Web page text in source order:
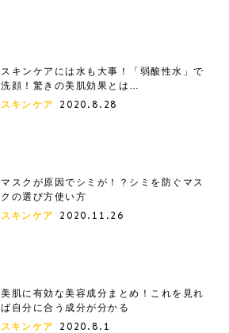
スキンケアには水も大事！「弱酸性水」で
洗顔！驚きの美肌効果とは…
スキンケア
2020.8.28
マスクが原因でシミが！？シミを防ぐマス
クの選び方使い方
スキンケア
2020.11.26
美肌に有効な美容成分まとめ！これを見れ
ば自分に合う成分が分かる
スキンケア
2020.8.1